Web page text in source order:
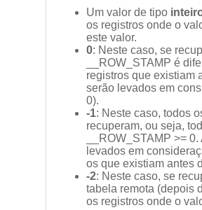
Um valor de tipo
os registros onde o
este valor.
0: Neste caso, se
__ROW_STAMP é
registros que existiam
serão levados em
0).
-1: Neste caso, todos
recuperam, ou seja,
__ROW_STAMP >=
levados em
os que existiam antes
-2: Neste caso, se
tabela remota (depois
os registros onde o